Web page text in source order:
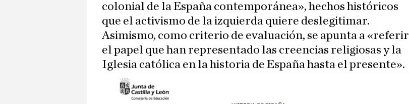
colonial de la España contemporánea», hechos históricos
que el activismo de la izquierda quiere deslegitimar.
Asimismo, como criterio de evaluación, se apunta a «referir
el papel que han representado las creencias religiosas y la
Iglesia católica en la historia de España hasta el presente».